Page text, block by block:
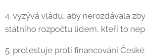
4. vyzývá vládu, aby nerozdávala
státního rozpočtu lidem, kteří to
5. protestuje proti financování